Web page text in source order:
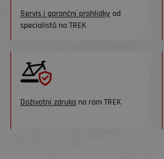
Servis i garanční prohlídky od
specialistů na TREK
Doživotní záruka na rám TREK